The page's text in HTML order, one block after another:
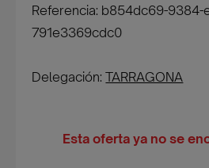
Referencia: b854dc69-9384-
791e3369cdc0
Delegación:TARRAGONA
Esta oferta ya no se